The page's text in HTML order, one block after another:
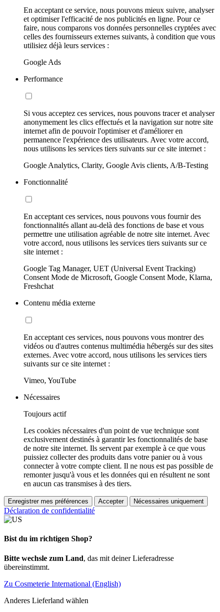
En acceptant ce service, nous pouvons mieux suivre, analyser
et optimiser l'efficacité de nos publicités en ligne. Pour ce
faire, nous comparons vos données personnelles cryptées avec
celles des fournisseurs externes suivants, à condition que vous
utilisiez déjà leurs services :
Google Ads
Performance
Si vous acceptez ces services, nous pouvons tracer et analyser
anonymement les clics effectués et la navigation sur notre site
internet afin de pouvoir l'optimiser et d'améliorer en
permanence l'expérience des utilisateurs. Avec votre accord,
nous utilisons les services tiers suivants sur ce site internet :
Google Analytics, Clarity, Google Avis clients, A/B-Testing
Fonctionnalité
En acceptant ces services, nous pouvons vous fournir des
fonctionnalités allant au-delà des fonctions de base et vous
permettre une utilisation agréable de notre site internet. Avec
votre accord, nous utilisons les services tiers suivants sur ce
site internet :
Google Tag Manager, UET (Universal Event Tracking)
Consent Mode de Microsoft, Google Consent Mode, Klarna,
Freshchat
Contenu média externe
En acceptant ces services, nous pouvons vous montrer des
vidéos ou d'autres contenus multimédia hébergés sur des sites
externes. Avec votre accord, nous utilisons les services tiers
suivants sur ce site internet :
Vimeo, YouTube
Nécessaires
Toujours actif
Les cookies nécessaires d'un point de vue technique sont
exclusivement destinés à garantir les fonctionnalités de base
de notre site internet. Ils servent par exemple à ce que vous
puissiez collecter des produits dans votre panier ou à vous
connecter à votre compte client. Il ne nous est pas possible de
remonter jusqu'à vous et les données qui en résultent ne sont
en aucun cas transmises à des tiers.
Enregistrer mes préférences Accepter Nécessaires uniquement
Déclaration de confidentialité
Bist du im richtigen Shop?
Bitte wechsle zum Land, das mit deiner Lieferadresse
übereinstimmt.
Zu Cosmeterie International (English)
Anderes Lieferland wählen